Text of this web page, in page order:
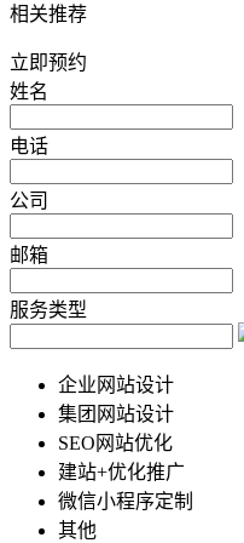
相关推荐
立即预约
姓名
电话
公司
邮箱
服务类型
企业网站设计
集团网站设计
SEO网站优化
建站+优化推广
微信小程序定制
其他